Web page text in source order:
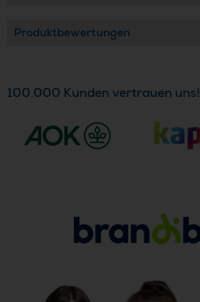
Produktbewertungen
100.000 Kunden vertrauen uns!